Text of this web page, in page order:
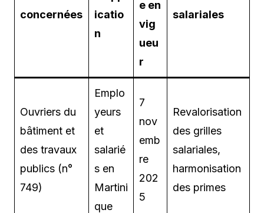
concernées
icatio
n
e en
vig
ueu
r
salariales
Ouvriers du
bâtiment et
des travaux
publics (n°
749)
Emplo
yeurs
et
salarié
s en
Martini
que
7
nov
emb
re
202
5
Revalorisation
des grilles
salariales,
harmonisation
des primes